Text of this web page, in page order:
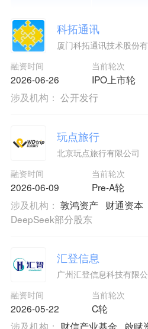
科拓通讯
厦门科拓通讯技术股份
融资时间
2026-06-26
当前轮次
IPO上市轮
涉及机构： 公开发行
玩点旅行
北京玩点旅行有限公司
融资时间
2026-06-09
当前轮次
Pre-A轮
涉及机构： 敦鸿资产 财通资本
DeepSeek部分股东
汇登信息
广州汇登信息科技有限
融资时间
2026-05-22
当前轮次
C轮
涉及机构： 财信产业基金 啟赋